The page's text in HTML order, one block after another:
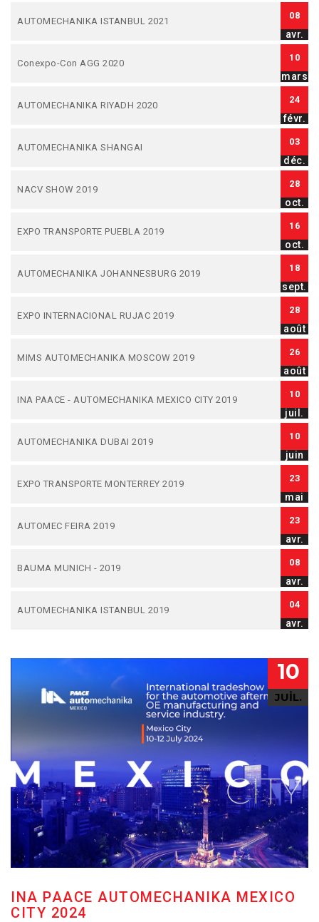
AUTOMECHANIKA ISTANBUL 2021
08
avr.
Conexpo-Con AGG 2020
10
mars
AUTOMECHANIKA RIYADH 2020
24
févr.
AUTOMECHANIKA SHANGAI
03
déc.
NACV SHOW 2019
28
oct.
EXPO TRANSPORTE PUEBLA 2019
16
oct.
AUTOMECHANIKA JOHANNESBURG 2019
18
sept.
EXPO INTERNACIONAL RUJAC 2019
28
août
MIMS AUTOMECHANIKA MOSCOW 2019
26
août
INA PAACE - AUTOMECHANIKA MEXICO CITY 2019
10
juil.
AUTOMECHANIKA DUBAI 2019
10
juin
EXPO TRANSPORTE MONTERREY 2019
23
mai
AUTOMEC FEIRA 2019
23
avr.
BAUMA MUNICH - 2019
08
avr.
AUTOMECHANIKA ISTANBUL 2019
04
avr.
10
JUIL.
INA PAACE AUTOMECHANIKA MEXICO
CITY 2024